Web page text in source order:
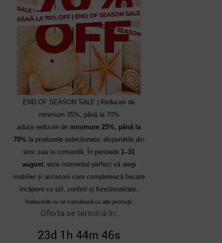
END OF SEASON SALE | Reduceri de
minimum 25%, până la 70%
aduce reduceri de minimum 25%, până la
70% la produsele selecționate, disponibile din
stoc sau la comandă. În perioada 1–31
august, este momentul perfect să alegi
mobilier și accesorii care completează fiecare
încăpere cu stil, confort și funcționalitate.
Reducerile nu se cumulează cu alte promoții.
Oferta se termină în:
23d 1h 44m 45s